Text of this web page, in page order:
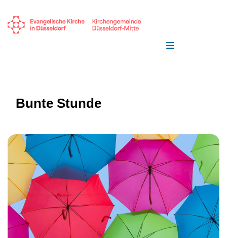
Bunte Stunde